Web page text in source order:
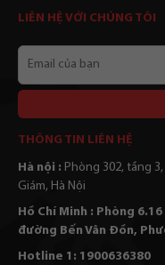
LIÊN HỆ VỚI CHÚNG TÔI
bạn
THÔNG TIN LIÊN HỆ
Hà nội : Phòng 302, tầng
Giám, Hà Nội
Hồ Chí Minh : Phòng
đường Bến Vân Đồn,
Hotline 1: 1900636380